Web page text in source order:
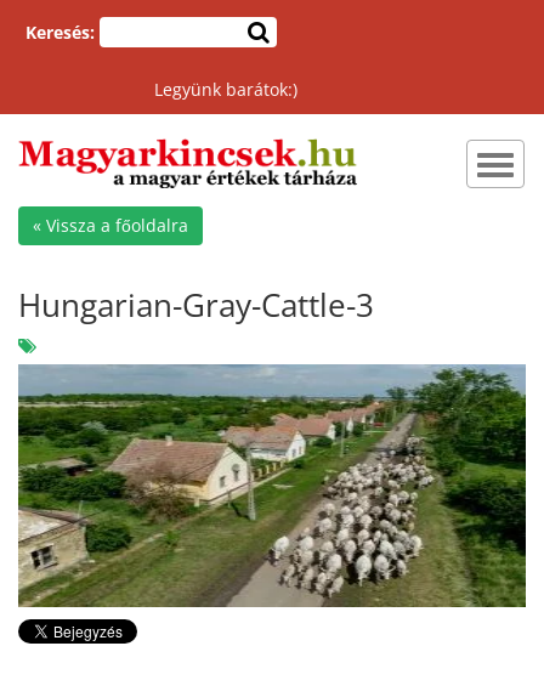
Keresés:
Legyünk barátok:)
« Vissza a főoldalra
Hungarian-Gray-Cattle-3